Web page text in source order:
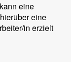
eine
eine
in erzielt